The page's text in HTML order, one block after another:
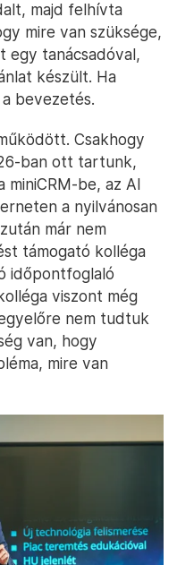
majd felhívta
mire van szüksége,
tanácsadóval,
készült. Ha
bevezetés.
Csakhogy
ban ott tartunk,
miniCRM-be, az AI
a nyilvánosan
már nem
támogató kolléga
időpontfoglaló
viszont még
nem tudtuk
van, hogy
mire van